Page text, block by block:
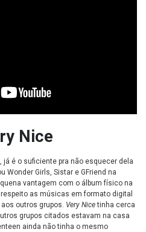
Nice
é o suficiente pra não esquecer dela
Wonder Girls, Sistar e GFriend na
vantagem com o álbum físico na
as músicas em formato digital
outros grupos. Very Nicetinha cerca
grupos citados estavam na casa
ainda não tinha o mesmo